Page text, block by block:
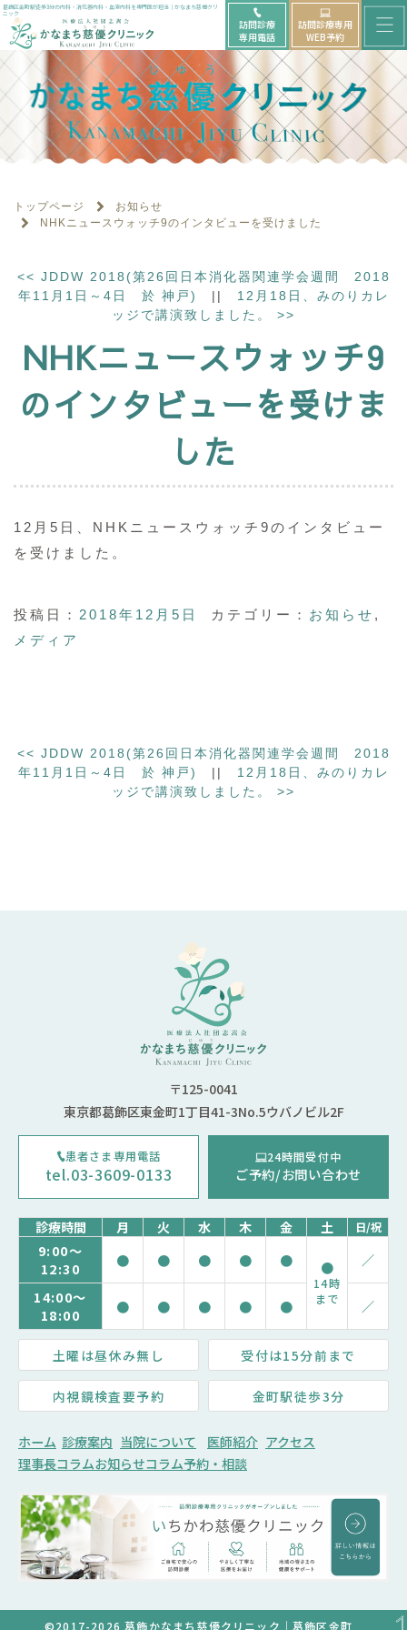
葛飾区金町駅徒歩3分の内科・消化器内科・血液内科を専門医が担当｜かなまち慈優クリ
ニック
訪問診療
専用電話
訪問診療専用
WEB予約
メ
ニ
ュ
ー
を
開
く
トップページ
お知らせ
NHKニュースウォッチ9のインタビューを受けました
<< JDDW 2018(第26回日本消化器関連学会週間 2018
年11月1日～4日 於 神戸)
|| 12月18日、みのりカレ
ッジで講演致しました。 >>
NHKニュースウォッチ9
のインタビューを受けま
した
12月5日、NHKニュースウォッチ9のインタビュー
を受けました。
投稿日： 2018年12月5日 カテゴリー： お知らせ ,
メディア
<< JDDW 2018(第26回日本消化器関連学会週間 2018
年11月1日～4日 於 神戸)
|| 12月18日、みのりカレ
ッジで講演致しました。 >>
〒125-0041
東京都葛飾区東金町1丁目41-3No.5ウバノビル2F
患者さま専用電話
tel.03-3609-0133
24時間受付中
ご予約/お問い合わせ
診療時間 月 火 水 木 金 土 日/祝
9:00～
12:30
● ● ● ● ● ●
14時
まで
／
14:00～
18:00
● ● ● ● ● ／
土曜は昼休み無し 受付は15分前まで
内視鏡検査要予約 金町駅徒歩3分
ホーム 診療案内 当院について 医師紹介 アクセス
理事長コラムお知らせコラム予約・相談
©2017-2026 葛飾かなまち慈優クリニック｜葛飾区金町